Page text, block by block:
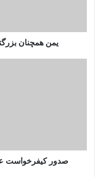
از سوی دیگر کمیسیون
گفت که بیش از چهار
مشمول قربانیان هستند.
یمن همچنان
صدور کیفرخواست